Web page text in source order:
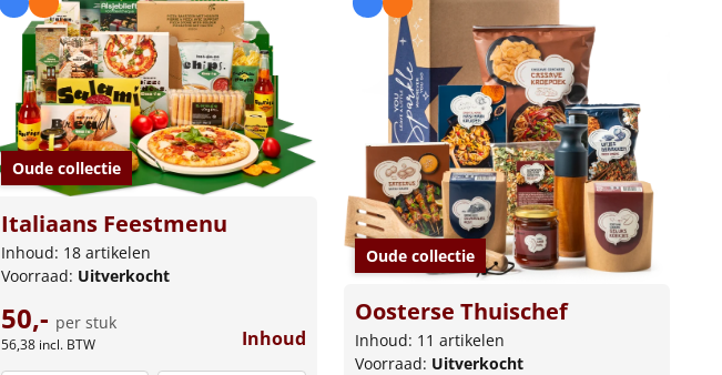
Oude collectie
Italiaans Feestmenu
Inhoud: 18 artikelen
Voorraad: Uitverkocht
50,- per stuk
56,38 incl. BTW Inhoud
Oude collectie
Oosterse Thuischef
Inhoud: 11 artikelen
Voorraad: Uitverkocht